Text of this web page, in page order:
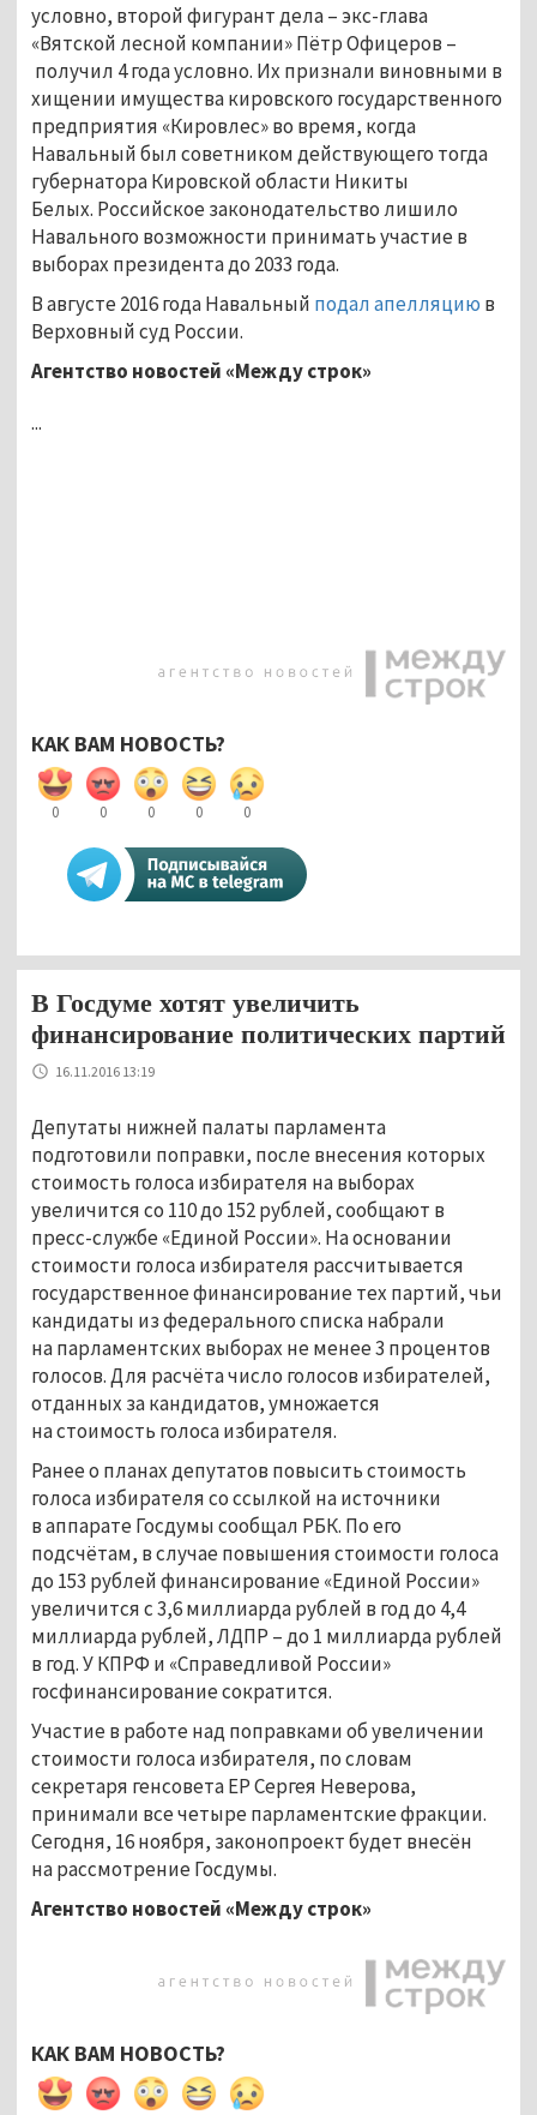
условно, второй фигурант дела – экс-глава
«Вятской лесной компании» Пётр Офицеров –
получил 4 года условно. Их признали виновными в
хищении имущества кировского государственного
предприятия «Кировлес» во время, когда
Навальный был советником действующего тогда
губернатора Кировской области Никиты
Белых. Российское законодательство лишило
Навального возможности принимать участие в
выборах президента до 2033 года.
В августе 2016 года Навальный подал апелляцию в
Верховный суд России.
Агентство новостей «Между строк»
...
КАК ВАМ НОВОСТЬ?
0 0 0 0 0
В Госдуме хотят увеличить
финансирование политических партий
16.11.2016 13:19
Депутаты нижней палаты парламента
подготовили поправки, после внесения которых
стоимость голоса избирателя на выборах
увеличится со 110 до 152 рублей, сообщают в
пресс-службе «Единой России». На основании
стоимости голоса избирателя рассчитывается
государственное финансирование тех партий, чьи
кандидаты из федерального списка набрали
на парламентских выборах не менее 3 процентов
голосов. Для расчёта число голосов избирателей,
отданных за кандидатов, умножается
на стоимость голоса избирателя.
Ранее о планах депутатов повысить стоимость
голоса избирателя со ссылкой на источники
в аппарате Госдумы сообщал РБК. По его
подсчётам, в случае повышения стоимости голоса
до 153 рублей финансирование «Единой России»
увеличится с 3,6 миллиарда рублей в год до 4,4
миллиарда рублей, ЛДПР – до 1 миллиарда рублей
в год. У КПРФ и «Справедливой России»
госфинансирование сократится.
Участие в работе над поправками об увеличении
стоимости голоса избирателя, по словам
секретаря генсовета ЕР Сергея Неверова,
принимали все четыре парламентские фракции.
Сегодня, 16 ноября, законопроект будет внесён
на рассмотрение Госдумы.
Агентство новостей «Между строк»
КАК ВАМ НОВОСТЬ?